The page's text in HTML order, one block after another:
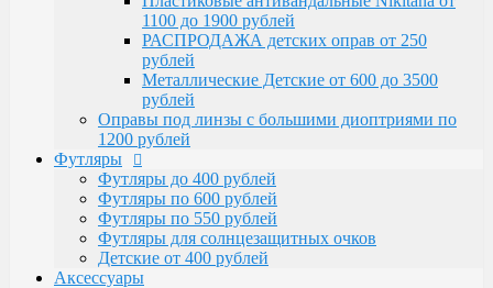
Распродажа
1100 до 1900 рублей
РАСПРОДАЖА детских оправ от 250
рублей
Металлические Детские от 600 до 3500
рублей
Оправы под линзы с большими диоптриями по
1200 рублей
Футляры
Футляры до 400 рублей
Футляры по 600 рублей
Футляры по 550 рублей
Футляры для солнцезащитных очков
Детские от 400 рублей
Аксессуары